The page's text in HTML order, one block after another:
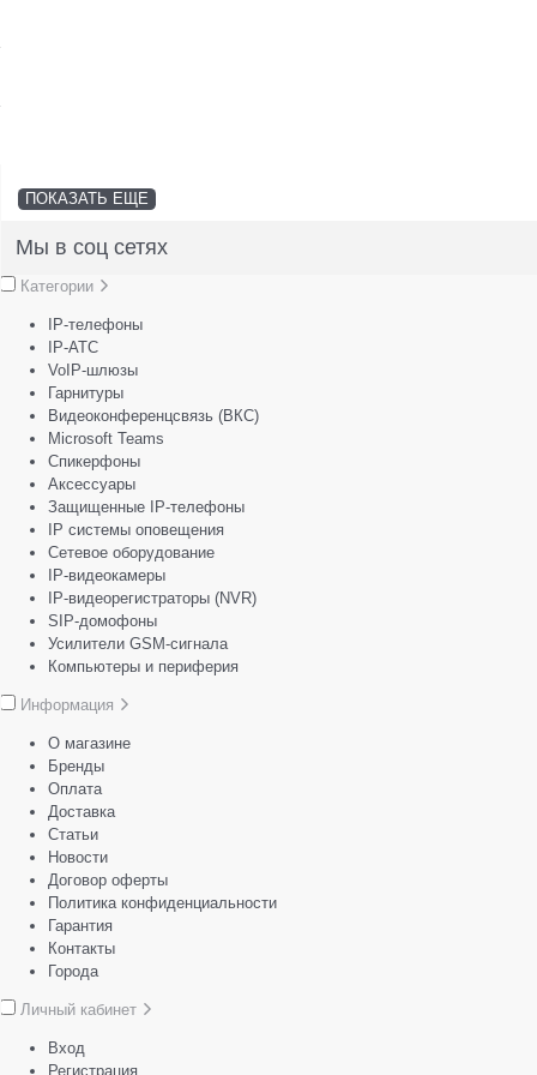
ПОКАЗАТЬ ЕЩЕ
Мы в соц сетях
Категории
IP-телефоны
IP-АТС
VoIP-шлюзы
Гарнитуры
Видеоконференцсвязь (ВКС)
Microsoft Teams
Спикерфоны
Аксессуары
Защищенные IP-телефоны
IP системы оповещения
Сетевое оборудование
IP-видеокамеры
IP-видеорегистраторы (NVR)
SIP-домофоны
Усилители GSM-сигнала
Компьютеры и периферия
Информация
О магазине
Бренды
Оплата
Доставка
Статьи
Новости
Договор оферты
Политика конфиденциальности
Гарантия
Контакты
Города
Личный кабинет
Вход
Регистрация